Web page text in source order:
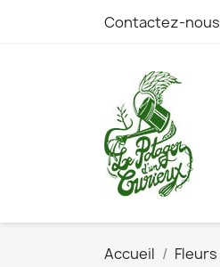
Contactez-nous
Accueil Fleurs